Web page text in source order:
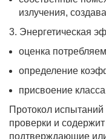
излучения,
3. Энергетическая
оценка
определение
присвоение
Протокол
проверки и
подтверждающие